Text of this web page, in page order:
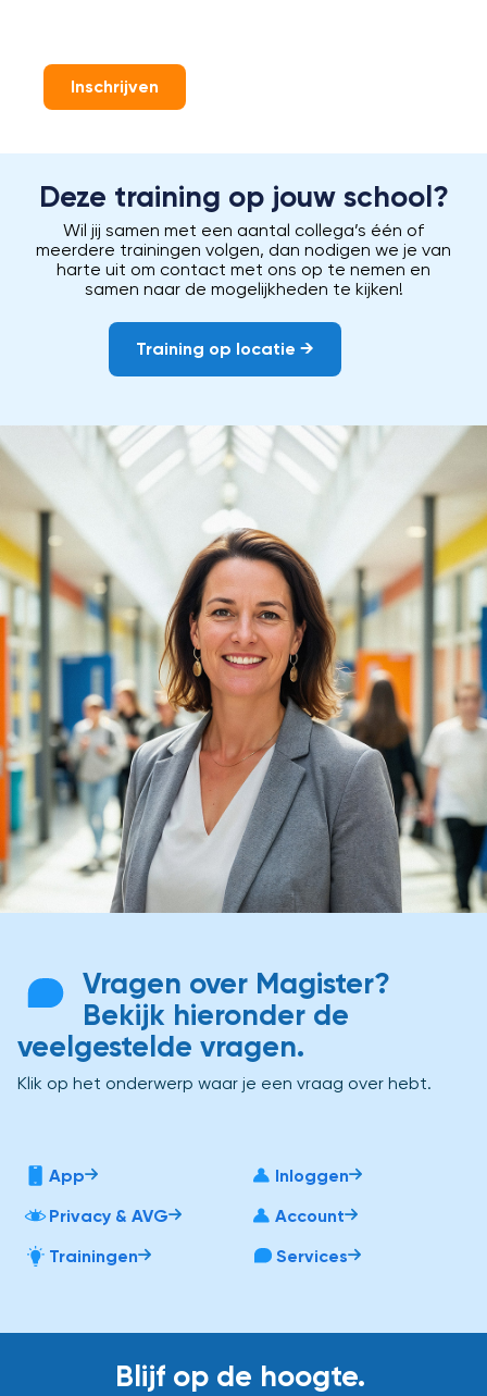
Inschrijven
Deze training op jouw school?
Wil jij samen met een aantal collega’s één of
meerdere trainingen volgen, dan nodigen we je van
harte uit om contact met ons op te nemen en
samen naar de mogelijkheden te kijken!
Training op locatie →
Vragen over Magister?
Bekijk hieronder de
veelgestelde vragen.
Klik op het onderwerp waar je een vraag over hebt.
App
Inloggen
Privacy & AVG
Account
Trainingen
Services
Blijf op de hoogte.